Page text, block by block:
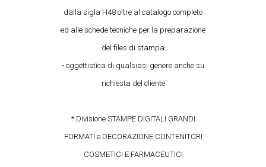
dalla sigla H48 oltre al catalogo completo
ed alle schede tecniche per la preparazione
dei files di stampa
- oggettistica di qualsiasi genere anche su
richiesta del cliente
* Divisione STAMPE DIGITALI GRANDI
FORMATI e DECORAZIONE CONTENITORI
COSMETICI E FARMACEUTICI